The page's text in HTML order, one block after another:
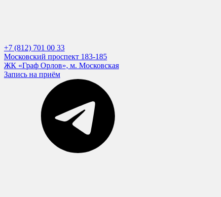
+7 (812) 701 00 33
Московский проспект 183-185
ЖК «Граф Орлов», м. Московская
Запись на приём